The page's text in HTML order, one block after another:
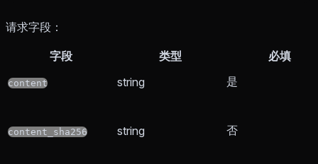
请求字段：
字段 类型 必填
content string 是
content_sha256 string 否